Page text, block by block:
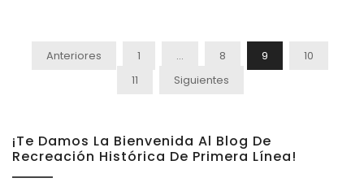
Paginación
Anteriores 1 … 8 9
10
11
Siguientes
¡Te Damos La Bienvenida Al Blog De
Recreación Histórica De Primera Línea!